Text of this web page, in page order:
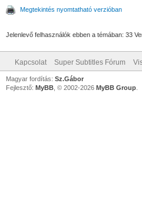
Megtekintés nyomtatható verzióban
Jelenlevő felhasználók ebben a témában: 33
Kapcsolat Super Subtitles Fórum
Magyar fordítás: Sz.Gábor
Fejlesztő: MyBB , © 2002-2026 MyBB Group